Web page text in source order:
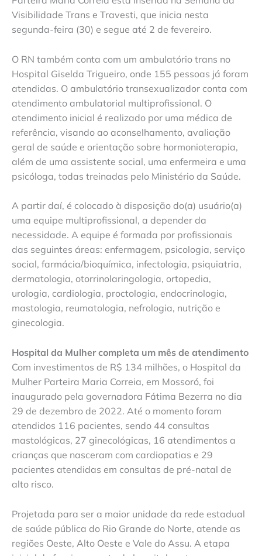
Visibilidade Trans e Travesti, que inicia nesta
segunda-feira (30) e segue até 2 de fevereiro.
O RN também conta com um ambulatório trans no
Hospital Giselda Trigueiro, onde 155 pessoas já foram
atendidas. O ambulatório transexualizador conta com
atendimento ambulatorial multiprofissional. O
atendimento inicial é realizado por uma médica de
referência, visando ao aconselhamento, avaliação
geral de saúde e orientação sobre hormonioterapia,
além de uma assistente social, uma enfermeira e uma
psicóloga, todas treinadas pelo Ministério da Saúde.
A partir daí, é colocado à disposição do(a) usuário(a)
uma equipe multiprofissional, a depender da
necessidade. A equipe é formada por profissionais
das seguintes áreas: enfermagem, psicologia, serviço
social, farmácia/bioquímica, infectologia, psiquiatria,
dermatologia, otorrinolaringologia, ortopedia,
urologia, cardiologia, proctologia, endocrinologia,
mastologia, reumatologia, nefrologia, nutrição e
ginecologia.
Hospital da Mulher completa um mês de atendimento
Com investimentos de R$ 134 milhões, o Hospital da
Mulher Parteira Maria Correia, em Mossoró, foi
inaugurado pela governadora Fátima Bezerra no dia
29 de dezembro de 2022. Até o momento foram
atendidos 116 pacientes, sendo 44 consultas
mastológicas, 27 ginecológicas, 16 atendimentos a
crianças que nasceram com cardiopatias e 29
pacientes atendidas em consultas de pré-natal de
alto risco.
Projetada para ser a maior unidade da rede estadual
de saúde pública do Rio Grande do Norte, atende as
regiões Oeste, Alto Oeste e Vale do Assu. A etapa